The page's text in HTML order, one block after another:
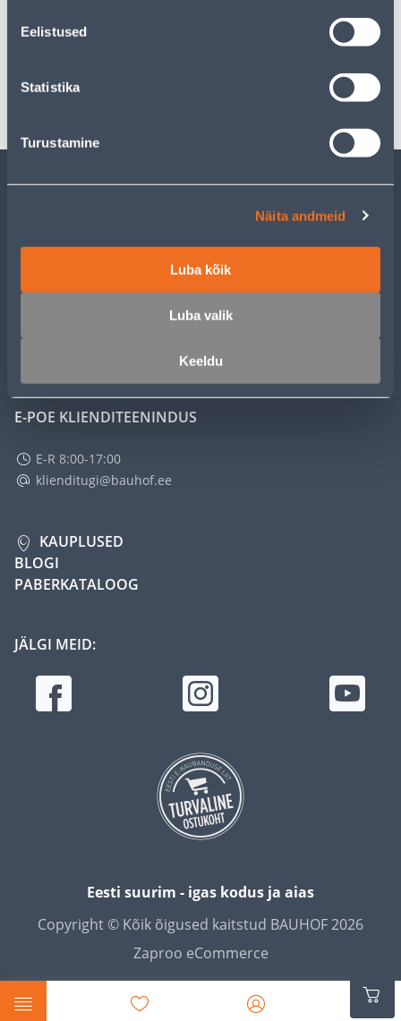
Eelistused
Statistika
Turustamine
Näita andmeid
Luba kõik
Luba valik
Keeldu
Spetsifikatsioon
Transport
TEENUSED
E-POE KLIENDITEENINDUS
E-R 8:00-17:00
klienditugi@bauhof.ee
KAUPLUSED
BLOGI
PABERKATALOOG
JÄLGI MEID:
Eesti suurim - igas kodus ja aias
Copyright © Kõik õigused kaitstud BAUHOF 2026
Zaproo eCommerce